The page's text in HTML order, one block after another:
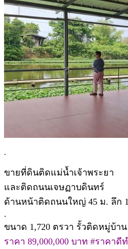
.
ขายที่ดินติดแม่น้ำเจ้าพระยา
และติดถนนเจษฏาบดินทร์
ด้านหน้าติดถนนใหญ่ 45 ม. ลึก
.
ขนาด 1,720 ตรวา รั้วติดหมู่บ้าน
ราคา 89,000,000 บาท #ราคาดี